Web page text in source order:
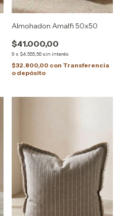
Almohadon Amalfi 50x50
$41.000,00
9 x $4.555,56 sin interés
$32.800,00 con Transferencia
o depósito